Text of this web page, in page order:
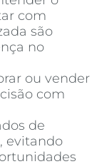
com
são
no
ou vender
com
de
evitando